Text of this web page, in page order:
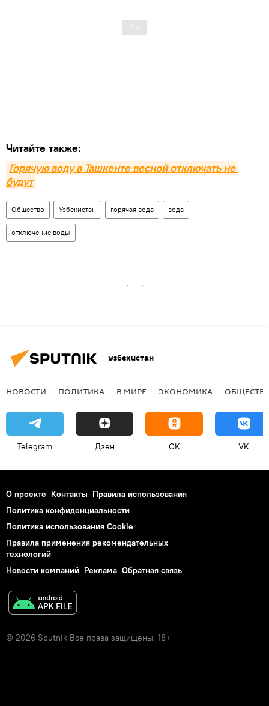
Читайте также:
Горячую воду в Ташкенте весной отключать не
будут
Общество Узбекистан горячая вода вода
отключение воды
Узбекистан
НОВОСТИ ПОЛИТИКА В МИРЕ ЭКОНОМИКА
Telegram Дзен OK VK
О проекте Контакты Правила использования
Политика конфиденциальности
Политика использования Cookie
Правила применения рекомендательных
технологий
Новости компаний Реклама Обратная связь
© 2026 Sputnik Все права защищены. 18+